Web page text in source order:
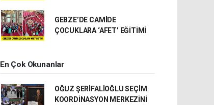
GEBZE’DE CAMİDE
ÇOCUKLARA ‘AFET’ EĞİTİMİ
En Çok Okunanlar
OĞUZ ŞERİFALİOĞLU SEÇİM
KOORDİNASYON MERKEZİNİ